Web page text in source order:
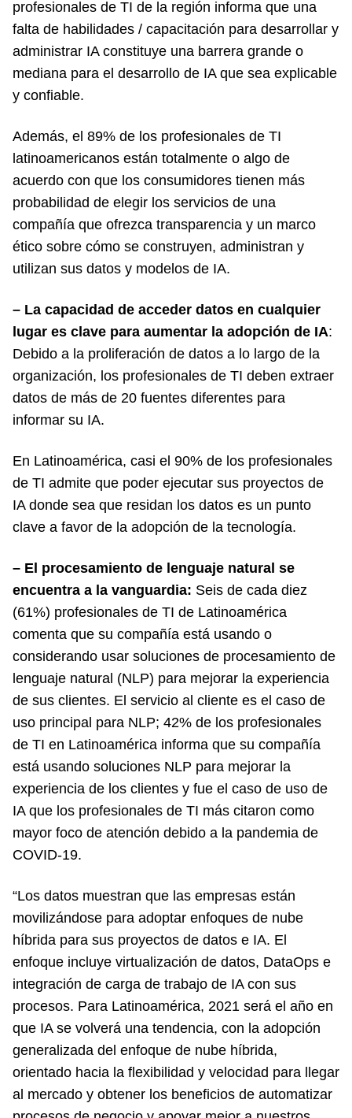
profesionales de TI de la región informa que una
falta de habilidades / capacitación para desarrollar y
administrar IA constituye una barrera grande o
mediana para el desarrollo de IA que sea explicable
y confiable.
Además, el 89% de los profesionales de TI
latinoamericanos están totalmente o algo de
acuerdo con que los consumidores tienen más
probabilidad de elegir los servicios de una
compañía que ofrezca transparencia y un marco
ético sobre cómo se construyen, administran y
utilizan sus datos y modelos de IA.
– La capacidad de acceder datos en cualquier
lugar es clave para aumentar la adopción de IA:
Debido a la proliferación de datos a lo largo de la
organización, los profesionales de TI deben extraer
datos de más de 20 fuentes diferentes para
informar su IA.
En Latinoamérica, casi el 90% de los profesionales
de TI admite que poder ejecutar sus proyectos de
IA donde sea que residan los datos es un punto
clave a favor de la adopción de la tecnología.
– El procesamiento de lenguaje natural se
encuentra a la vanguardia: Seis de cada diez
(61%) profesionales de TI de Latinoamérica
comenta que su compañía está usando o
considerando usar soluciones de procesamiento de
lenguaje natural (NLP) para mejorar la experiencia
de sus clientes. El servicio al cliente es el caso de
uso principal para NLP; 42% de los profesionales
de TI en Latinoamérica informa que su compañía
está usando soluciones NLP para mejorar la
experiencia de los clientes y fue el caso de uso de
IA que los profesionales de TI más citaron como
mayor foco de atención debido a la pandemia de
COVID-19.
“Los datos muestran que las empresas están
movilizándose para adoptar enfoques de nube
híbrida para sus proyectos de datos e IA. El
enfoque incluye virtualización de datos, DataOps e
integración de carga de trabajo de IA con sus
procesos. Para Latinoamérica, 2021 será el año en
que IA se volverá una tendencia, con la adopción
generalizada del enfoque de nube híbrida,
orientado hacia la flexibilidad y velocidad para llegar
al mercado y obtener los beneficios de automatizar